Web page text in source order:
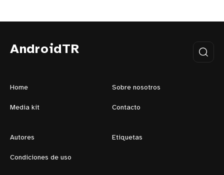
AndroidTR
Home Sobre nosotros
Media kit Contacto
Autores Etiquetas
Condiciones de uso